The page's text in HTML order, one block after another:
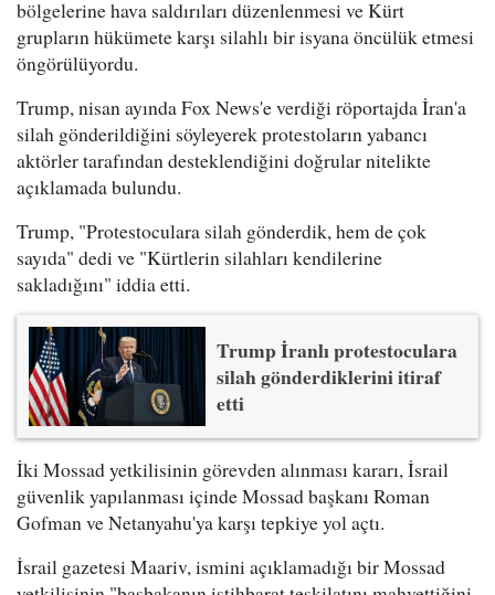
bölgelerine hava saldırıları düzenlenmesi ve Kürt
grupların hükümete karşı silahlı bir isyana öncülük etmesi
öngörülüyordu.
Trump, nisan ayında Fox News'e verdiği röportajda İran'a
silah gönderildiğini söyleyerek protestoların yabancı
aktörler tarafından desteklendiğini doğrular nitelikte
açıklamada bulundu.
Trump, "Protestoculara silah gönderdik, hem de çok
sayıda" dedi ve "Kürtlerin silahları kendilerine
sakladığını" iddia etti.
Trump İranlı protestoculara
silah gönderdiklerini itiraf
etti
İki Mossad yetkilisinin görevden alınması kararı, İsrail
güvenlik yapılanması içinde Mossad başkanı Roman
Gofman ve Netanyahu'ya karşı tepkiye yol açtı.
İsrail gazetesi Maariv, ismini açıklamadığı bir Mossad